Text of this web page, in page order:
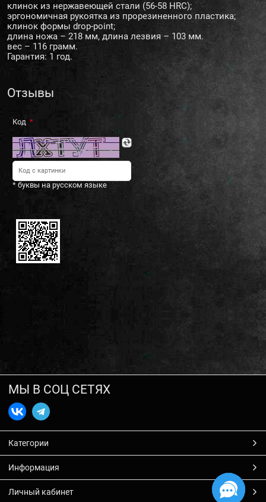
клинок из нержавеющей стали (56-58 HRC);
эргономичная рукоятка из прорезиненного пластика;
клинок формы drop-point;
длина ножа – 218 мм, длина лезвия – 103 мм.
вес – 116 грамм.
Гарантия: 1 год.
Отзывы
Код
* буквы на русском языке
МЫ В СОЦ СЕТЯХ
Категории
Информация
Личный кабинет